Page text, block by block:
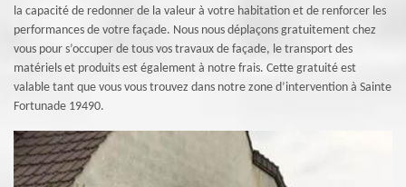
la capacité de redonner de la valeur à votre habitation et de renforcer les
performances de votre façade. Nous nous déplaçons gratuitement chez
vous pour s’occuper de tous vos travaux de façade, le transport des
matériels et produits est également à notre frais. Cette gratuité est
valable tant que vous vous trouvez dans notre zone d’intervention à Sainte
Fortunade 19490.